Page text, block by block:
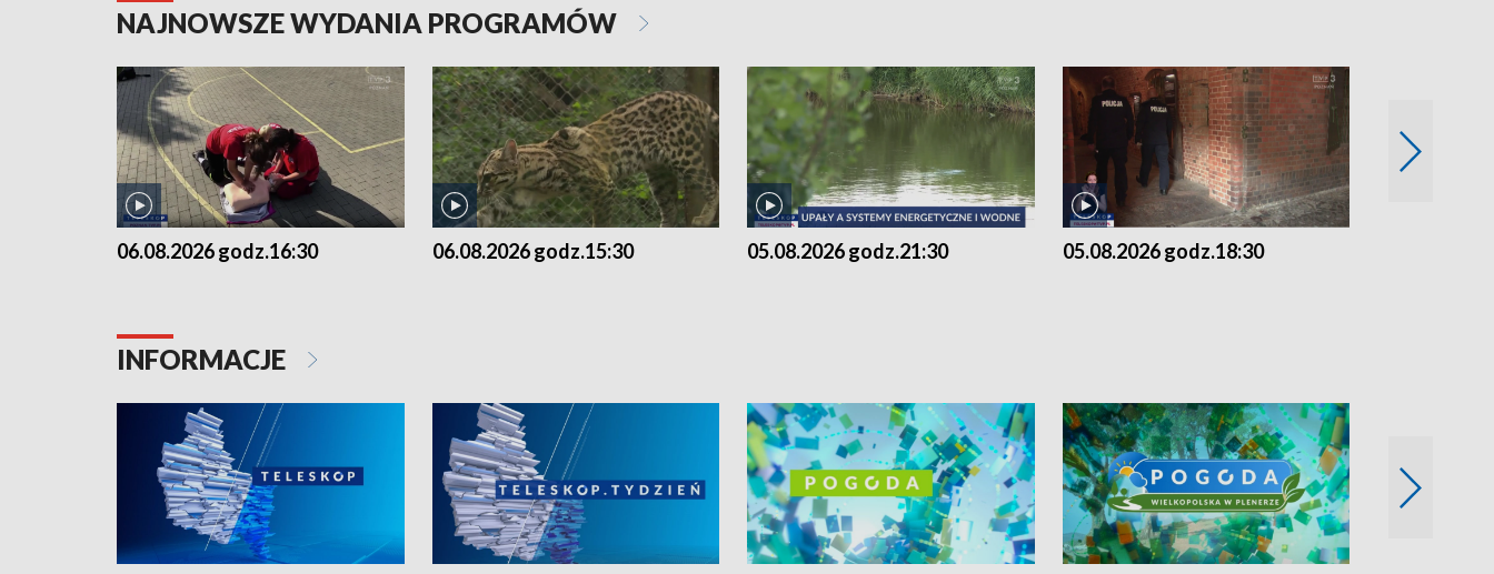
NAJNOWSZE WYDANIA PROGRAMÓW
06.08.2026 godz.16:30 06.08.2026 godz.15:30 05.08.2026 godz.21:30 05.08.2026 godz.18:30
INFORMACJE